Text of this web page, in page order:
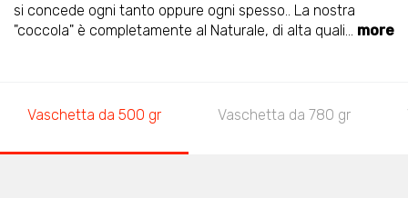
si concede ogni tanto oppure ogni spesso.. La nostra
"coccola" è completamente al Naturale, di alta quali... more
Vaschetta da 500 gr Vaschetta da 780 gr